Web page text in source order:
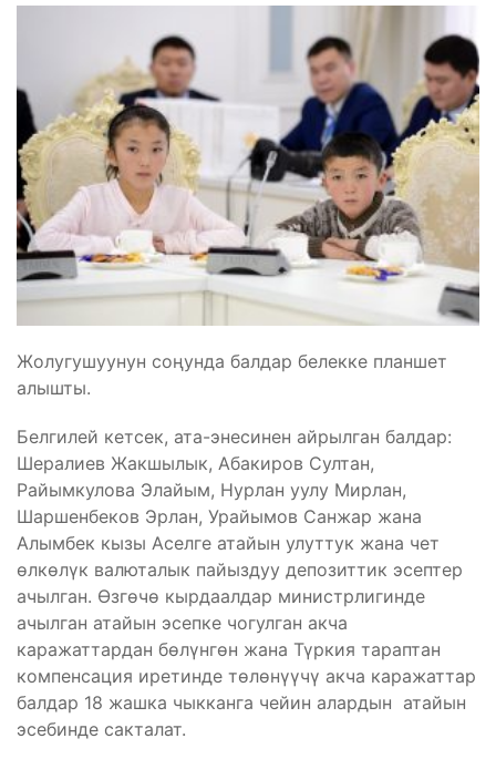
Жолугушуунун соңунда балдар белекке планшет
алышты.
Белгилей кетсек, ата-энесинен айрылган балдар:
Шералиев Жакшылык, Абакиров Султан,
Райымкулова Элайым, Нурлан уулу Мирлан,
Шаршенбеков Эрлан, Урайымов Санжар жана
Алымбек кызы Аселге атайын улуттук жана чет
өлкөлүк валюталык пайыздуу депозиттик эсептер
ачылган. Өзгөчө кырдаалдар министрлигинде
ачылган атайын эсепке чогулган акча
каражаттардан бөлүнгөн жана Түркия тараптан
компенсация иретинде төлөнүүчү акча каражаттар
балдар 18 жашка чыкканга чейин алардын атайын
эсебинде сакталат.